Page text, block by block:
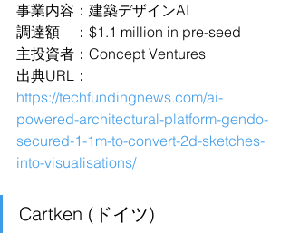
事業内容：建築デザインAI
調達額　：$1.1 million in pre-seed
主投資者：Concept Ventures
出典URL：
https://techfundingnews.com/ai-
powered-architectural-platform-gendo-
secured-1-1m-to-convert-2d-sketches-
into-visualisations/
Cartken (ドイツ)